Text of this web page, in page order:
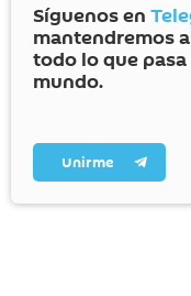
Síguenos en
mantendremos
todo lo que pasa
mundo.
Unirme